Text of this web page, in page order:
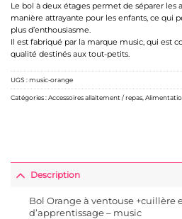
Le bol à deux étages permet de séparer les
manière attrayante pour les enfants, ce qui
plus d’enthousiasme.
Il est fabriqué par la marque music, qui est
qualité destinés aux tout-petits.
UGS :music-orange
Catégories :Accessoires allaitement / repas
Description
Bol Orange à ventouse +cuillère
d’apprentissage – music